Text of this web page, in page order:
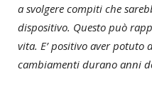
a svolgere compiti che
dispositivo. Questo può
vita. E’ positivo aver potuto
cambiamenti durano anni